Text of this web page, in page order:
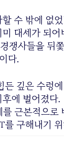
수 밖에 없
대세가 되
사들을 뒤
다.
든 깊은 수렁
에 벌어졌
근본적으로
를 구해내기